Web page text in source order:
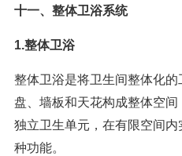
十一、整体卫浴系统
1.整体卫浴
整体卫浴是将卫生间整体化
盘、墙板和天花构成整体空
独立卫生单元，在有限空间
种功能。